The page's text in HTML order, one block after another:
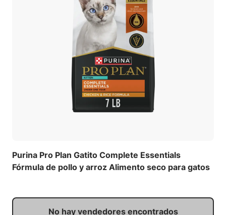
Purina Pro Plan Gatito Complete Essentials
Fórmula de pollo y arroz Alimento seco para gatos
No hay vendedores encontrados